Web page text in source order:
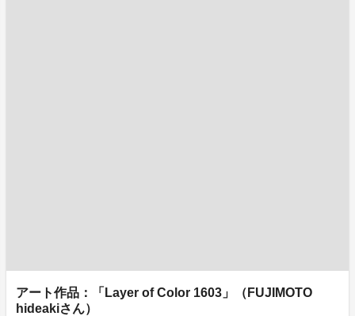
アート作品：「Layer of Color 1603」（FUJIMOTO
hideakiさん）